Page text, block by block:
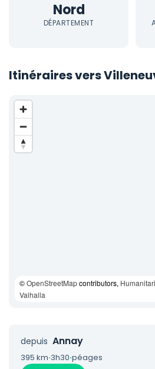
Nord
DÉPARTEMENT
Itinéraires vers
©OpenStreetMapcontributors,
Valhalla
depuis Annay
395 km·3h30·péages